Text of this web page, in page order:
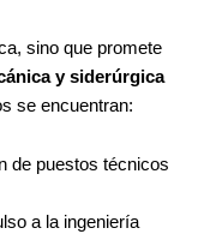
sino que promete
y siderúrgica
se encuentran:
de puestos técnicos
a la ingeniería